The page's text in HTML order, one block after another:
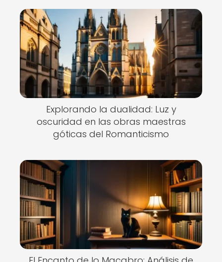
Explorando la dualidad: Luz y
oscuridad en las obras maestras
góticas del Romanticismo